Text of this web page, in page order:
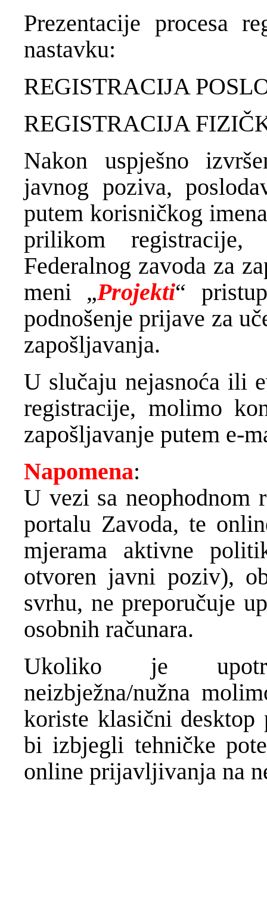
Prezentacije procesa
nastavku:
REGISTRACIJA
REGISTRACIJA
Nakon uspješno
javnog poziva,
putem korisničkog
prilikom
Federalnog zavoda za
meni „Projekti“
podnošenje prijave za
zapošljavanja.
U slučaju nejasnoća ili
registracije, molimo
zapošljavanje putem e-
Napomena:
U vezi sa neophodnom
portalu Zavoda, te
mjerama aktivne
otvoren javni poziv),
svrhu, ne preporučuje
osobnih računara.
Ukoliko je
neizbježna/nužna
koriste klasični desktop
bi izbjegli tehničke
online prijavljivanja na